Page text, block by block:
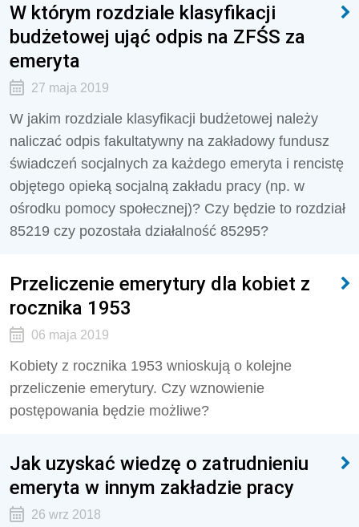
W którym rozdziale klasyfikacji
budżetowej ująć odpis na ZFŚS za
emeryta
27 maja 2019
W jakim rozdziale klasyfikacji budżetowej należy
naliczać odpis fakultatywny na zakładowy fundusz
świadczeń socjalnych za każdego emeryta i rencistę
objętego opieką socjalną zakładu pracy (np. w
ośrodku pomocy społecznej)? Czy będzie to rozdział
85219 czy pozostała działalność 85295?
Przeliczenie emerytury dla kobiet z
rocznika 1953
06 maja 2019
Kobiety z rocznika 1953 wnioskują o kolejne
przeliczenie emerytury. Czy wznowienie
postępowania będzie możliwe?
Jak uzyskać wiedzę o zatrudnieniu
emeryta w innym zakładzie pracy
26 wrz 2018